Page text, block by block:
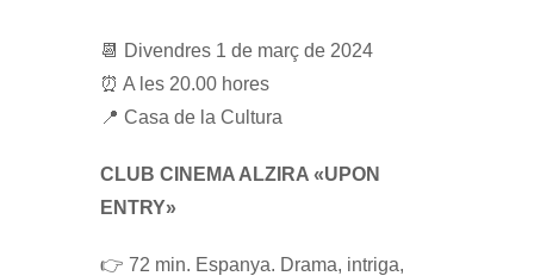
📆 Divendres 1 de març de 2024
⏰ A les 20.00 hores
📍 Casa de la Cultura
CLUB CINEMA ALZIRA «UPON
ENTRY»
👉 72 min. Espanya. Drama, intriga,